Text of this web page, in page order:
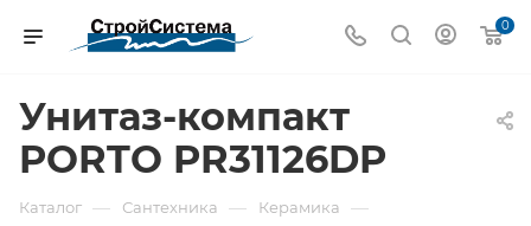
0
Унитаз-компакт
PORTO PR31126DP
Каталог — Сантехника — Керамика —